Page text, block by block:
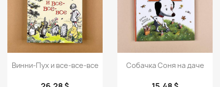
Просмотр
Винни-Пух и все-все-все Просмотр
Собачка Соня на даче